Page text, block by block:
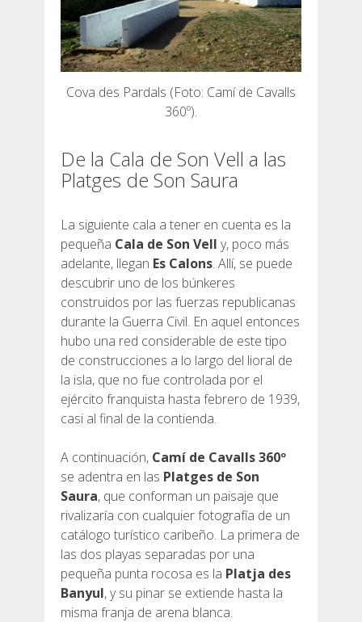
Cova des Pardals (Foto: Camí de Cavalls
360º).
De la Cala de Son Vell a las
Platges de Son Saura
La siguiente cala a tener en cuenta es la
pequeña Cala de Son Vell y, poco más
adelante, llegan Es Calons. Allí, se puede
descubrir uno de los búnkeres
construidos por las fuerzas republicanas
durante la Guerra Civil. En aquel entonces
hubo una red considerable de este tipo
de construcciones a lo largo del lioral de
la isla, que no fue controlada por el
ejército franquista hasta febrero de 1939,
casi al final de la contienda.
A continuación, Camí de Cavalls 360º
se adentra en las Platges de Son
Saura, que conforman un paisaje que
rivalizaría con cualquier fotografía de un
catálogo turístico caribeño. La primera de
las dos playas separadas por una
pequeña punta rocosa es la Platja des
Banyul, y su pinar se extiende hasta la
misma franja de arena blanca.